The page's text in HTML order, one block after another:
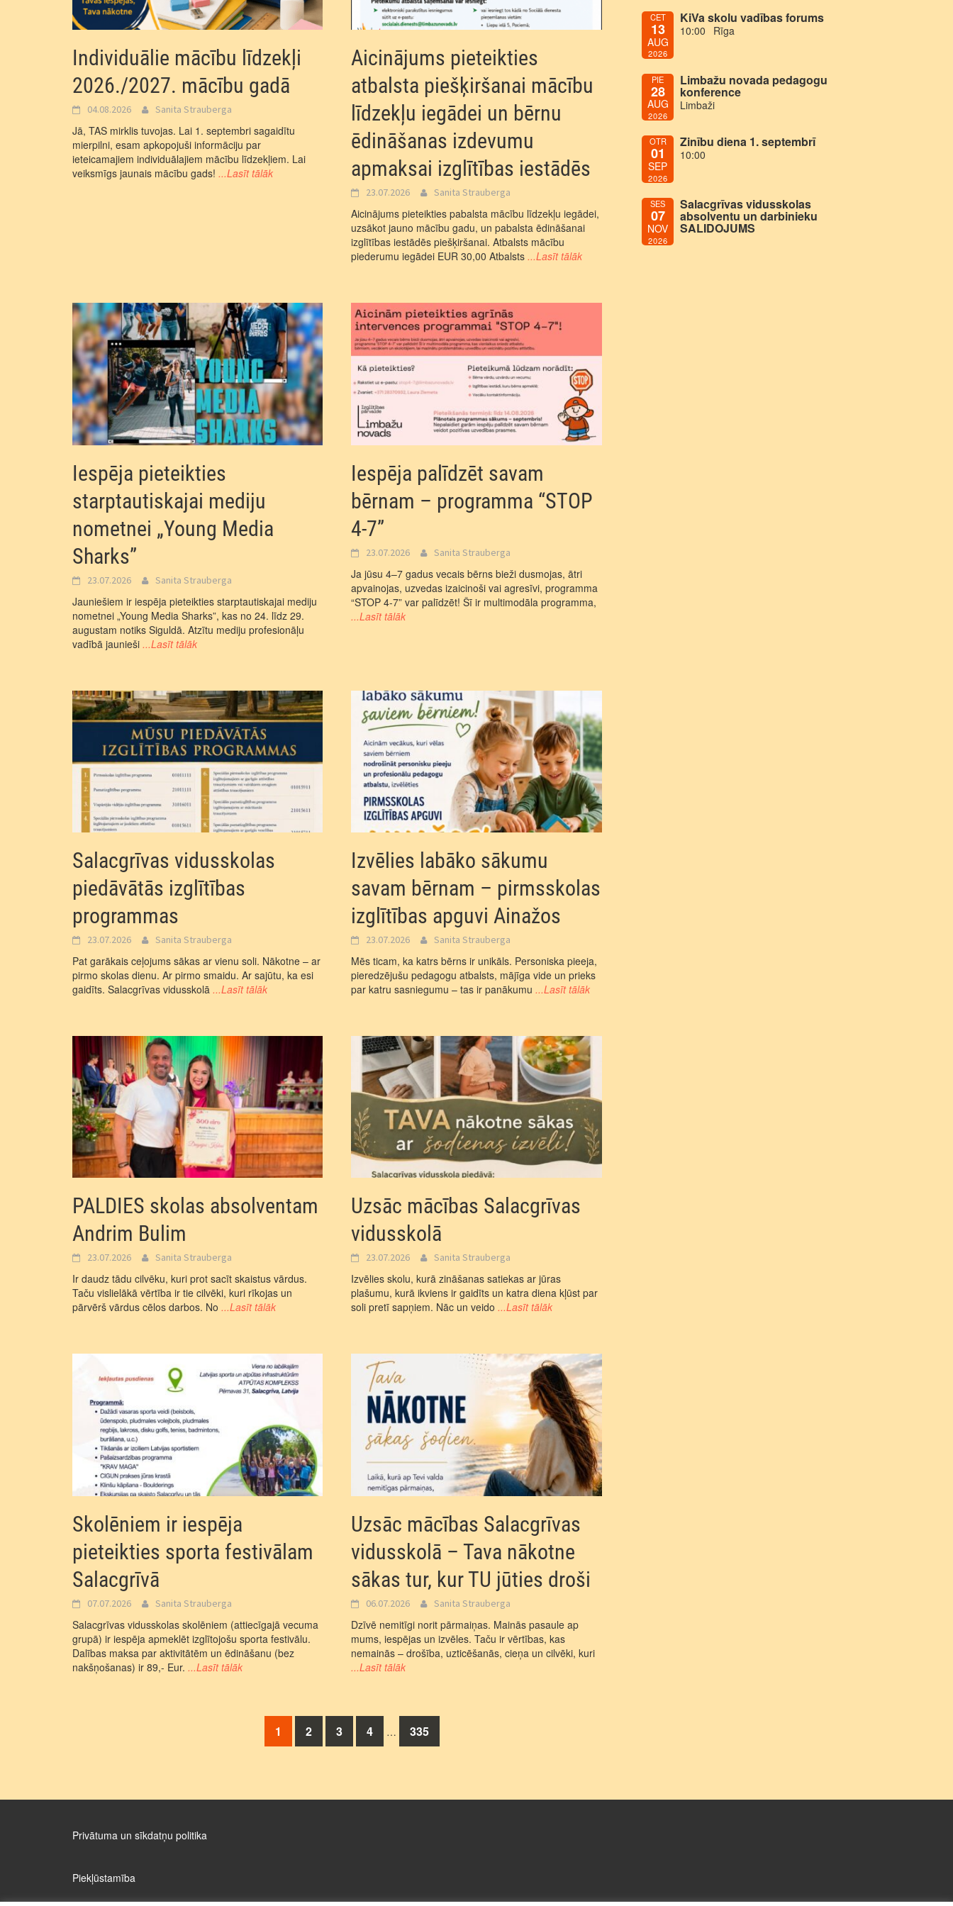
Individuālie mācību līdzekļi
2026./2027. mācību gadā
04.08.2026 Sanita Strauberga
Jā, TAS mirklis tuvojas. Lai 1. septembri sagaidītu
mierpilni, esam apkopojuši informāciju par
ieteicamajiem individuālajiem mācību līdzekļiem. Lai
veiksmīgs jaunais mācību gads! ...Lasīt tālāk
Aicinājums pieteikties
atbalsta piešķiršanai mācību
līdzekļu iegādei un bērnu
ēdināšanas izdevumu
apmaksai izglītības iestādēs
23.07.2026 Sanita Strauberga
Aicinājums pieteikties pabalsta mācību līdzekļu iegādei,
uzsākot jauno mācību gadu, un pabalsta ēdināšanai
izglītības iestādēs piešķiršanai. Atbalsts mācību
piederumu iegādei EUR 30,00 Atbalsts...Lasīt tālāk
Iespēja pieteikties
starptautiskajai mediju
nometnei „Young Media
Sharks”
23.07.2026 Sanita Strauberga
Jauniešiem ir iespēja pieteikties starptautiskajai mediju
nometnei „Young Media Sharks”, kas no 24. līdz 29.
augustam notiks Siguldā. Atzītu mediju profesionāļu
vadībā jaunieši ...Lasīt tālāk
Iespēja palīdzēt savam
bērnam – programma “STOP
4-7”
23.07.2026 Sanita Strauberga
Ja jūsu 4–7 gadus vecais bērns bieži dusmojas, ātri
apvainojas, uzvedas izaicinoši vai agresīvi, programma
“STOP 4-7” var palīdzēt! Šī ir multimodāla programma,
...Lasīt tālāk
Salacgrīvas vidusskolas
piedāvātās izglītības
programmas
23.07.2026 Sanita Strauberga
Pat garākais ceļojums sākas ar vienu soli. Nākotne – ar
pirmo skolas dienu. Ar pirmo smaidu. Ar sajūtu, ka esi
gaidīts. Salacgrīvas vidusskolā ...Lasīt tālāk
Izvēlies labāko sākumu
savam bērnam – pirmsskolas
izglītības apguvi Ainažos
23.07.2026 Sanita Strauberga
Mēs ticam, ka katrs bērns ir unikāls. Personiska pieeja,
pieredzējušu pedagogu atbalsts, mājīga vide un prieks
par katru sasniegumu – tas ir panākumu ...Lasīt tālāk
PALDIES skolas absolventam
Andrim Bulim
23.07.2026 Sanita Strauberga
Ir daudz tādu cilvēku, kuri prot sacīt skaistus vārdus.
Taču vislielākā vērtība ir tie cilvēki, kuri rīkojas un
pārvērš vārdus cēlos darbos. No ...Lasīt tālāk
Uzsāc mācības Salacgrīvas
vidusskolā
23.07.2026 Sanita Strauberga
Izvēlies skolu, kurā zināšanas satiekas ar jūras
plašumu, kurā ikviens ir gaidīts un katra diena kļūst par
soli pretī sapņiem. Nāc un veido...Lasīt tālāk
Skolēniem ir iespēja
pieteikties sporta festivālam
Salacgrīvā
07.07.2026 Sanita Strauberga
Salacgrīvas vidusskolas skolēniem (attiecīgajā vecuma
grupā) ir iespēja apmeklēt izglītojošu sporta festivālu.
Dalības maksa par aktivitātēm un ēdināšanu (bez
nakšņošanas) ir 89,- Eur. ...Lasīt tālāk
Uzsāc mācības Salacgrīvas
vidusskolā – Tava nākotne
sākas tur, kur TU jūties droši
06.07.2026 Sanita Strauberga
Dzīvē nemitīgi norit pārmaiņas. Mainās pasaule ap
mums, iespējas un izvēles. Taču ir vērtības, kas
nemainās – drošība, uzticēšanās, cieņa un cilvēki, kuri
...Lasīt tālāk
1 2 3 4 … 335
CET
13
AUG
2026
KiVa skolu vadības forums
10:00 Rīga
PIE
28
AUG
2026
Limbažu novada pedagogu
konference
Limbaži
OTR
01
SEP
2026
Zinību diena 1. septembrī
10:00
SES
07
NOV
2026
Salacgrīvas vidusskolas
absolventu un darbinieku
SALIDOJUMS
Privātuma un sīkdatņu politika
Piekļūstamība